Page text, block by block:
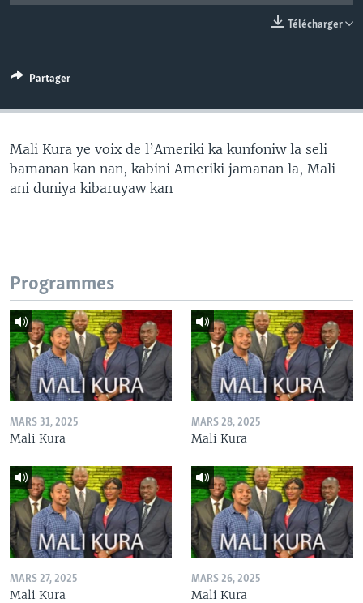
Télécharger
Partager
Mali Kura ye voix de l’Ameriki ka kunfoniw la seli
bamanan kan nan, kabini Ameriki jamanan la, Mali
ani duniya kibaruyaw kan
Programmes
MARS 31, 2025
Mali Kura
MARS 28, 2025
Mali Kura
MARS 27, 2025
Mali Kura
MARS 26, 2025
Mali Kura